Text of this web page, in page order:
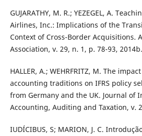
GUJARATHY, M. R.; YEZEGEL, A.
Airlines, Inc.: Implications of the
Context of Cross-Border Acquisitions.
Association, v. 29, n. 1, p. 78-93, 2014b.
HALLER, A.; WEHRFRITZ, M. The
accounting traditions on IFRS policy
from Germany and the UK. Journal of
Accounting, Auditing and Taxation, v.
IUDÍCIBUS, S; MARION, J. C.